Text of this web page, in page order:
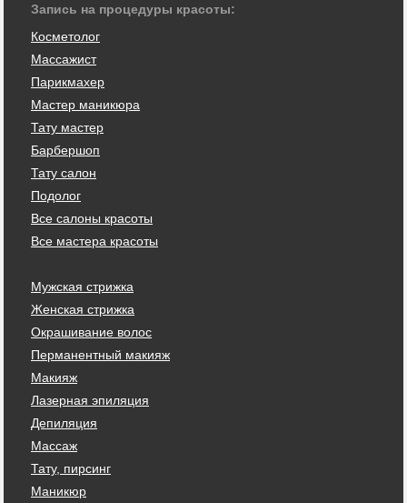
Запись на процедуры красоты:
Косметолог
Массажист
Парикмахер
Мастер маникюра
Тату мастер
Барбершоп
Тату салон
Подолог
Все салоны красоты
Все мастера красоты
Мужская стрижка
Женская стрижка
Окрашивание волос
Перманентный макияж
Макияж
Лазерная эпиляция
Депиляция
Массаж
Тату, пирсинг
Маникюр